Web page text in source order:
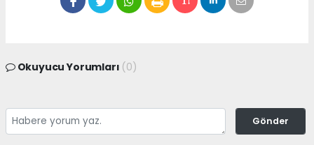
Okuyucu Yorumları (0)
Gönder